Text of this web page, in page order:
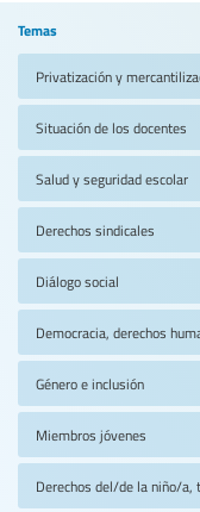
Temas
Privatización y
Situación de los docentes
Salud y seguridad escolar
Derechos sindicales
Diálogo social
Democracia, derechos
Género e inclusión
Miembros jóvenes
Derechos del/de la niño/a,